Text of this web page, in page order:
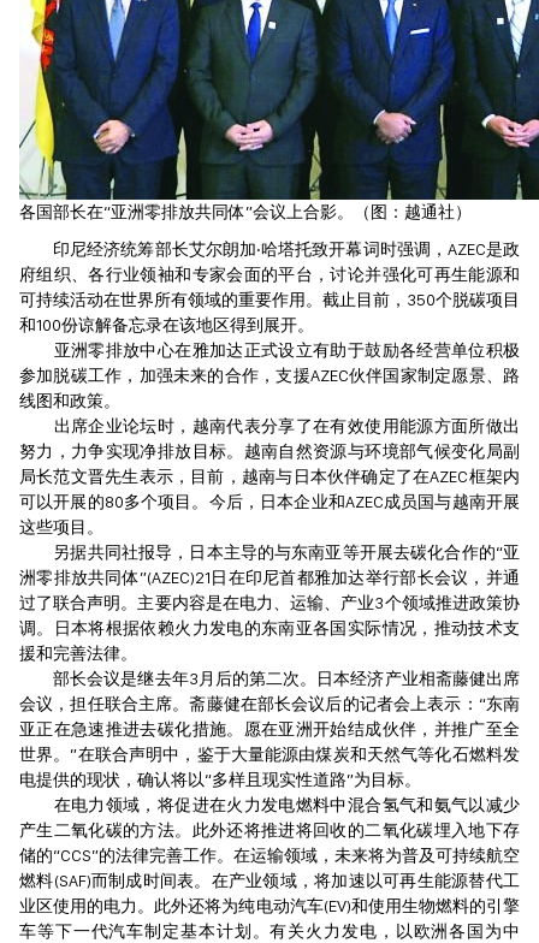
各国部长在“亚洲零排放共同体”会议上合影。（图：越通社）
印尼经济统筹部长艾尔朗加‧哈塔托致开幕词时强调，AZEC是政
府组织、各行业领袖和专家会面的平台，讨论并强化可再生能源和
可持续活动在世界所有领域的重要作用。截止目前，350个脱碳项目
和100份谅解备忘录在该地区得到展开。
亚洲零排放中心在雅加达正式设立有助于鼓励各经营单位积极
参加脱碳工作，加强未来的合作，支援AZEC伙伴国家制定愿景、路
线图和政策。
出席企业论坛时，越南代表分享了在有效使用能源方面所做出
努力，力争实现净排放目标。越南自然资源与环境部气候变化局副
局长范文晋先生表示，目前，越南与日本伙伴确定了在AZEC框架内
可以开展的80多个项目。今后，日本企业和AZEC成员国与越南开展
这些项目。
另据共同社报导，日本主导的与东南亚等开展去碳化合作的“亚
洲零排放共同体”(AZEC)21日在印尼首都雅加达举行部长会议，并通
过了联合声明。主要内容是在电力、运输、产业3个领域推进政策协
调。日本将根据依赖火力发电的东南亚各国实际情况，推动技术支
援和完善法律。
部长会议是继去年3月后的第二次。日本经济产业相斋藤健出席
会议，担任联合主席。斋藤健在部长会议后的记者会上表示：“东南
亚正在急速推进去碳化措施。愿在亚洲开始结成伙伴，并推广至全
世界。”在联合声明中，鉴于大量能源由煤炭和天然气等化石燃料发
电提供的现状，确认将以“多样且现实性道路”为目标。
在电力领域，将促进在火力发电燃料中混合氢气和氨气以减少
产生二氧化碳的方法。此外还将推进将回收的二氧化碳埋入地下存
储的“CCS”的法律完善工作。在运输领域，未来将为普及可持续航空
燃料(SAF)而制成时间表。在产业领域，将加速以可再生能源替代工
业区使用的电力。此外还将为纯电动汽车(EV)和使用生物燃料的引擎
车等下一代汽车制定基本计划。有关火力发电，以欧洲各国为中